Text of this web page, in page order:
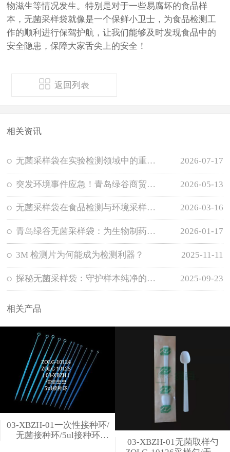
物滋生等情况发生。特别是对于一些易腐坏的食品样
本，无菌采样袋就像是一个保鲜小卫士，为食品检测工
作的顺利进行保驾护航，让我们能够及时发现食品中的
安全隐患，保障大家舌尖上的安全！
返回列表
相关资讯
无菌采样袋在实验检测领域中的重要作用 2026-07-17
突发环境事件应急！青岛绿谷商贸3M检测片快速响应 2026-05-13
无菌采样袋在食品检测与环境采样中的应用价值 2026-03-16
青岛绿谷无菌采样袋：为生物制药企业保障样本零污染 2026-01-17
3M 检测片为何能成为检测利器？ 2025-11-11
探秘无菌采样袋：守护样本纯净的秘密武器 2025-09-23
相关产品
03-XBZH-01一次性接种环/
无菌接种环/5ul接种环
03-XBZH-01无菌取样勺